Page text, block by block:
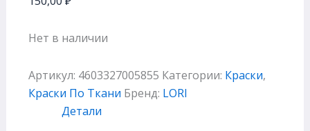
Нет в наличии
Артикул: 4603327005855 Категории: Краски,
Краски По Ткани Бренд: LORI
Детали